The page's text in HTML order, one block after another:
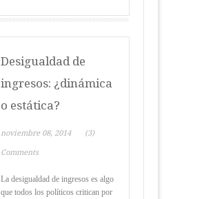
Desigualdad de
ingresos: ¿dinámica
o estática?
noviembre 08, 2014 (3)
Comments
La desigualdad de ingresos es algo
que todos los políticos critican por